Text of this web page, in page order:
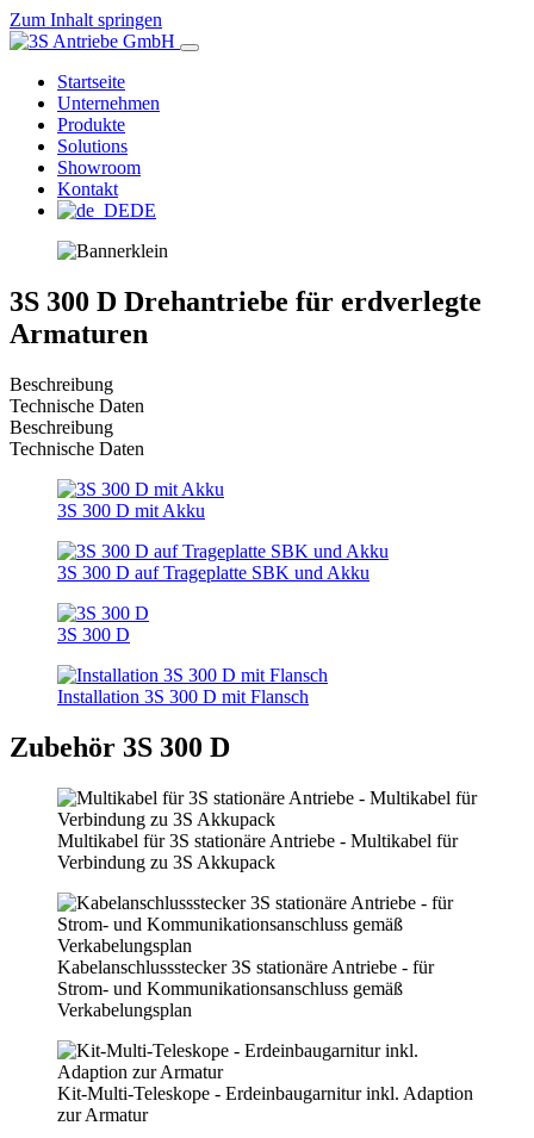
Zum Inhalt springen
3S Antriebe GmbH
Antriebstechnik für Armaturen
Startseite
Unternehmen
Produkte
Solutions
Showroom
Kontakt
DE
3S 300 D Drehantriebe für erdverlegte
Armaturen
Beschreibung
Technische Daten
Beschreibung
Technische Daten
3S 300 D mit Akku
3S 300 D auf Trageplatte SBK und Akku
3S 300 D
Installation 3S 300 D mit Flansch
Zubehör 3S 300 D
Multikabel für 3S stationäre Antriebe - Multikabel für
Verbindung zu 3S Akkupack
Kabelanschlussstecker 3S stationäre Antriebe - für
Strom- und Kommunikationsanschluss gemäß
Verkabelungsplan
Kit-Multi-Teleskope - Erdeinbaugarnitur inkl. Adaption
zur Armatur